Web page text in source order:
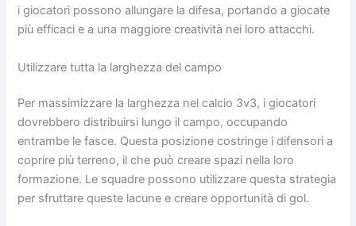
i giocatori possono allungare la difesa, portando a giocate
più efficaci e a una maggiore creatività nei loro attacchi.
Utilizzare tutta la larghezza del campo
Per massimizzare la larghezza nel calcio 3v3, i giocatori
dovrebbero distribuirsi lungo il campo, occupando
entrambe le fasce. Questa posizione costringe i difensori a
coprire più terreno, il che può creare spazi nella loro
formazione. Le squadre possono utilizzare questa strategia
per sfruttare queste lacune e creare opportunità di gol.